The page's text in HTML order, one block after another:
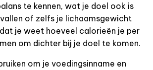
te kennen, wat je doel ook is
of zelfs je lichaamsgewicht
je weet hoeveel calorieën je per
om dichter bij je doel te komen.
om je voedingsinname en